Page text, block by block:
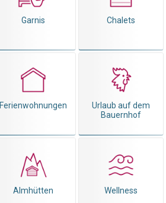
Garnis Chalets
Ferienwohnungen
Urlaub auf dem
Bauernhof
Almhütten Wellness